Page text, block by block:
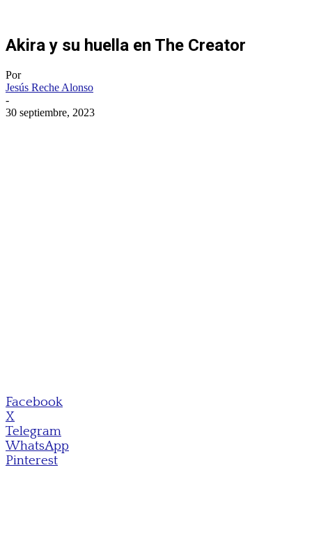
Akira y su huella en The Creator
Por
Jesús Reche Alonso
-
30 septiembre, 2023
Facebook
X
Telegram
WhatsApp
Pinterest